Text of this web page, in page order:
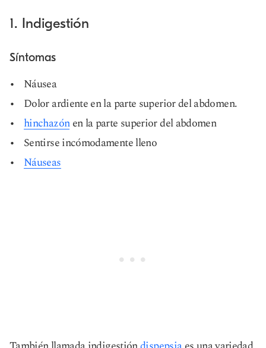
1. Indigestión
Síntomas
Náusea
Dolor ardiente en la parte superior del abdomen.
hinchazónen la parte superior del abdomen
Sentirse incómodamente lleno
Náuseas